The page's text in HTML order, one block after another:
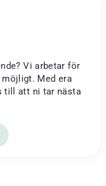
Vi arbetar för
Med era
till att ni tar nästa